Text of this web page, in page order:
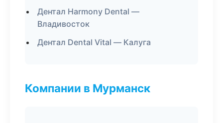
Дентал Harmony Dental —
Владивосток
Дентал Dental Vital — Калуга
Компании в Мурманск